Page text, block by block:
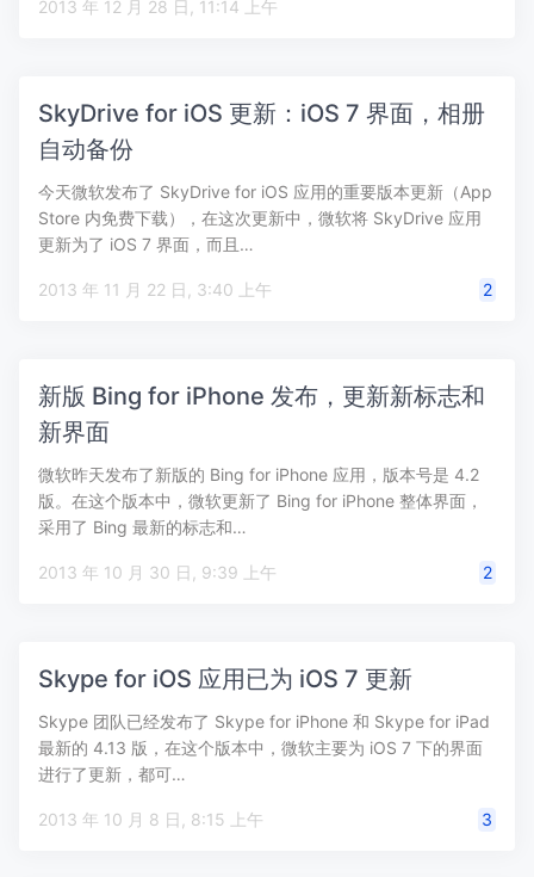
2013 年 12 月 28 日, 11:14 上午
SkyDrive for iOS 更新：iOS 7 界面，相册
自动备份
今天微软发布了 SkyDrive for iOS 应用的重要版本更新（App
Store 内免费下载），在这次更新中，微软将 SkyDrive 应用
更新为了 iOS 7 界面，而且…
2013 年 11 月 22 日, 3:40 上午 2
新版 Bing for iPhone 发布，更新新标志和
新界面
微软昨天发布了新版的 Bing for iPhone 应用，版本号是 4.2
版。在这个版本中，微软更新了 Bing for iPhone 整体界面，
采用了 Bing 最新的标志和…
2013 年 10 月 30 日, 9:39 上午 2
Skype for iOS 应用已为 iOS 7 更新
Skype 团队已经发布了 Skype for iPhone 和 Skype for iPad
最新的 4.13 版，在这个版本中，微软主要为 iOS 7 下的界面
进行了更新，都可…
2013 年 10 月 8 日, 8:15 上午 3